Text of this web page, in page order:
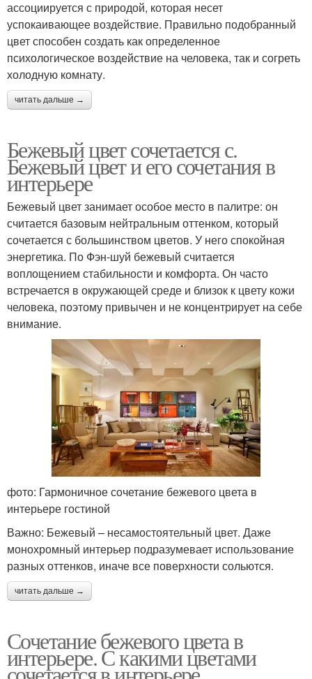
ассоциируется с природой, которая несет
успокаивающее воздействие. Правильно подобранный
цвет способен создать как определенное
психологическое воздействие на человека, так и согреть
холодную комнату.
читать дальше →
Бежевый цвет сочетается с.
Бежевый цвет и его сочетания в
интерьере
Бежевый цвет занимает особое место в палитре: он
считается базовым нейтральным оттенком, который
сочетается с большинством цветов. У него спокойная
энергетика. По Фэн-шуй бежевый считается
воплощением стабильности и комфорта. Он часто
встречается в окружающей среде и близок к цвету кожи
человека, поэтому привычен и не концентрирует на себе
внимание.
фото: Гармоничное сочетание бежевого цвета в
интерьере гостиной
Важно: Бежевый – несамостоятельный цвет. Даже
монохромный интерьер подразумевает использование
разных оттенков, иначе все поверхности сольются.
читать дальше →
Сочетание бежевого цвета в
интерьере. С какими цветами